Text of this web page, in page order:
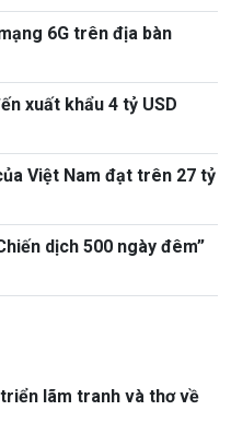
6G trên địa bàn
xuất khẩu 4 tỷ USD
Việt Nam đạt trên 27 tỷ
dịch 500 ngày đêm”
lãm tranh và thơ về